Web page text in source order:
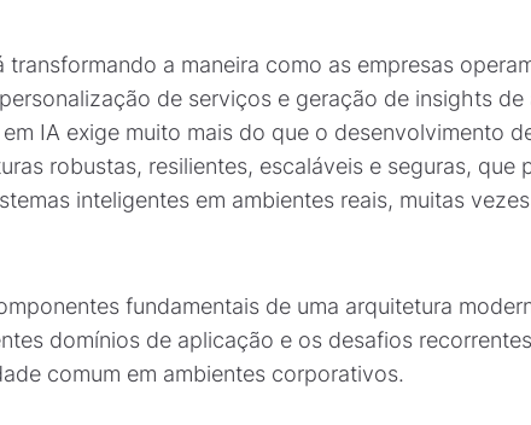
a maneira como as empresas
de serviços e geração de insights
IA exige muito mais do que o desenvolvimento
robustas, resilientes, escaláveis e seguras, que
inteligentes em ambientes reais, muitas
fundamentais de uma arquitetura
domínios de aplicação e os desafios
comum em ambientes corporativos.